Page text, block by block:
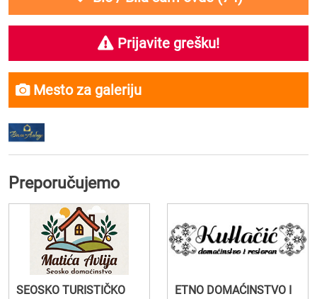
Prijavite grešku!
Mesto za galeriju
Preporučujemo
SEOSKO TURISTIČKO
ETNO DOMAĆINSTVO I